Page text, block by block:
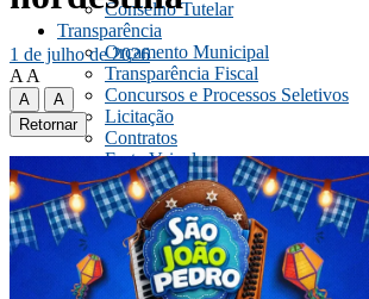
Conselho Tutelar
Transparência
Orçamento Municipal
Transparência Fiscal
Concursos e Processos Seletivos
Licitação
Contratos
Frota Veicular
Dados Abertos
Servidor
Imprensa
Diário Oficial
Notícias
Navegação
1 de julho de 2026
A A
A
A
Retornar